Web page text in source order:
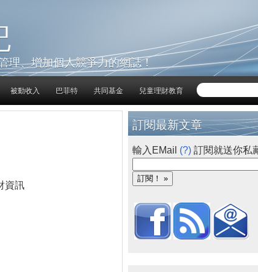
理、增加個人競爭力的網誌！
被動收入 巴菲特 共同基金 兒童理財教育
資訊
訂閱最新文章
輸入EMail (?) 訂閱就送你私